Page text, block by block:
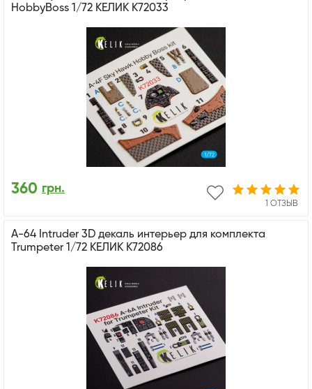
HobbyBoss 1/72 КЕЛИК K72033
1 ОТЗЫВ
360 грн.
A-64 Intruder 3D декаль интерьер для комплекта
Trumpeter 1/72 КЕЛИК K72086